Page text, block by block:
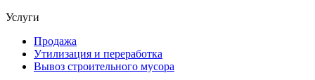
Услуги
Продажа
Утилизация и переработка
Вывоз строительного мусора